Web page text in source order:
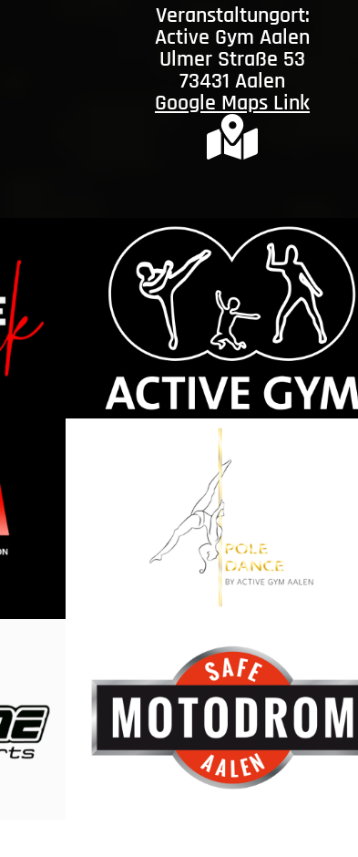
Veranstaltungort:
Active Gym Aalen
Ulmer Straße 53
73431 Aalen
Google Maps Link